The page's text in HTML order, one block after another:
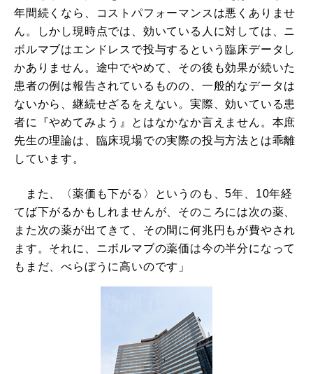
年間続くなら、コストパフォーマンスは悪くありませ
ん。しかし現時点では、効いている人に対しては、ニ
ボルマブはエンドレスで投与するという臨床データし
かありません。途中でやめて、その後も効果が続いた
患者の例は報告されているものの、一般的なデータは
ないから、継続せざるをえない。実際、効いている患
者に『やめてみよう』とはなかなか言えません。本庶
先生の理論は、臨床現場での実際の投与方法とは乖離
しています。
また、〈薬価も下がる〉というのも、5年、10年経
てば下がるかもしれませんが、そのころには次の薬、
また次の薬が出てきて、その間に何兆円もが費やされ
ます。それに、ニボルマブの薬価は今の半分になって
もまだ、べらぼうに高いのです」